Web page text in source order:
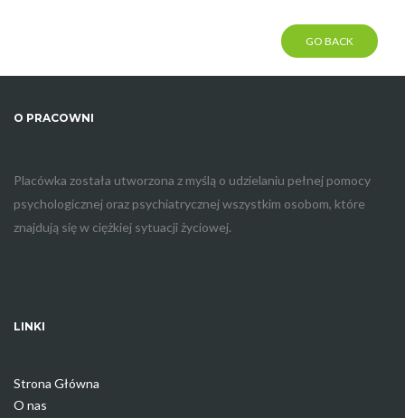
GO BACK
O PRACOWNI
Placówka została utworzona z myślą o udzielaniu pełnej pomocy
psychologicznej oraz psychiatrycznej wszystkim osobom, które
znajdują się w ciężkiej sytuacji życiowej.
LINKI
Strona Główna
O nas